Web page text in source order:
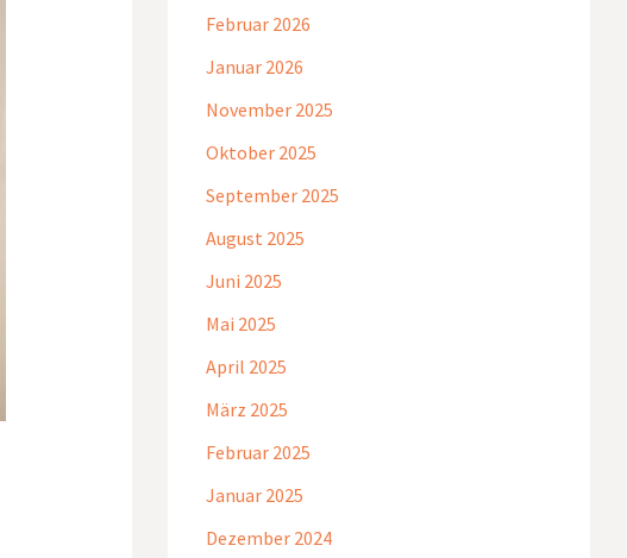
Februar 2026
Januar 2026
November 2025
Oktober 2025
September 2025
August 2025
Juni 2025
Mai 2025
April 2025
März 2025
Februar 2025
Januar 2025
Dezember 2024